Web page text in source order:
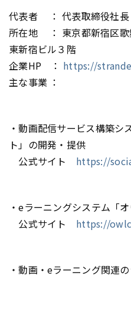
代表者 ： 代表取締役社長
所在地 ： 東京都新宿区歌
東新宿ビル３階
企業HP ： https://
主な事業 ：
・動画配信サービス構築シ
ト」の開発・提供
公式サイト https://
・eラーニングシステム「
公式サイト https://
・動画・eラーニング関連